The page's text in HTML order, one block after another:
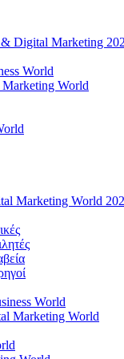
& Digital Marketing
World
World
Marketing World
World
Marketing World